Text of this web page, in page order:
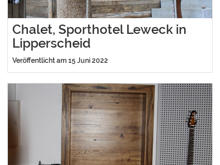
Chalet, Sporthotel Leweck in
Lipperscheid
Veröffentlicht am 15 Juni 2022